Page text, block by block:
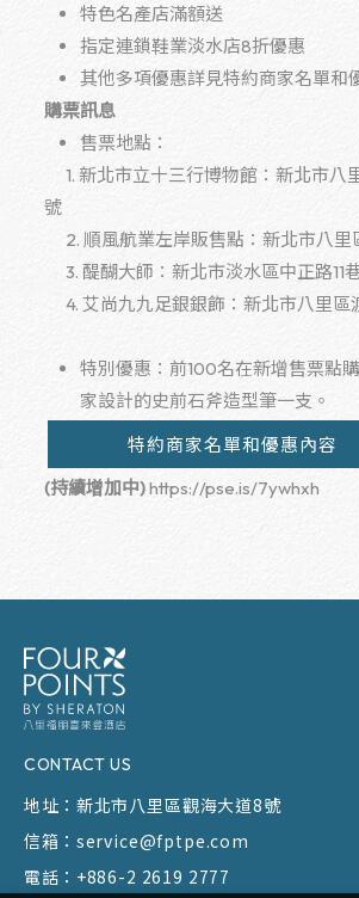
特色名產店滿額送
指定連鎖鞋業淡水店8折優惠
其他多項優惠詳見特約商家名單和
購票訊息
售票地點：
1. 新北市立十三行博物館：新北市八
號
2. 順風航業左岸販售點：新北市八里
3. 醍醐大師：新北市淡水區中正路11
4. 艾尚九九足銀銀飾：新北市八里區
特別優惠：前100名在新增售票點
家設計的史前石斧造型筆一支。
特約商家名單和優惠內容
(持續增加中)https://pse.is/7ywhxh
CONTACT US
地址： 新北市八里區觀海大道8號
信箱： service@fptpe.com
電話： +886-2 2619 2777